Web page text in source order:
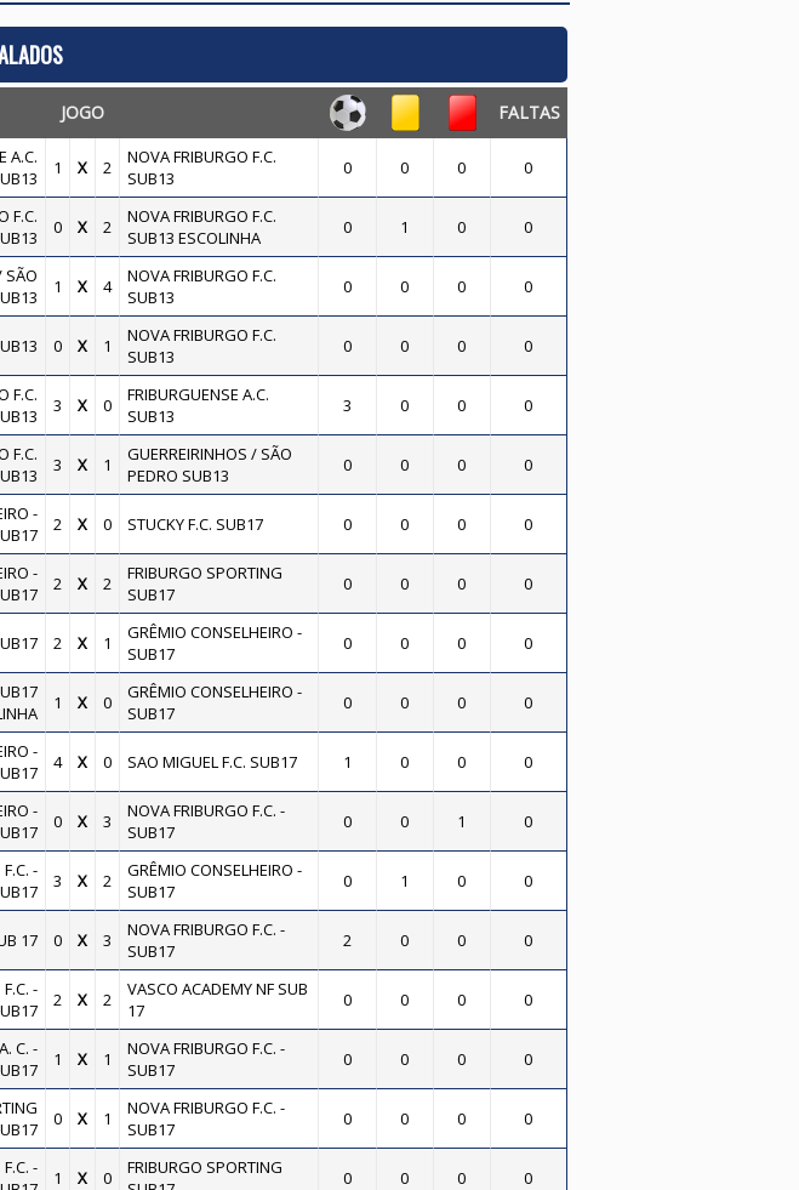
JOGO FALTAS
A.C.
1 X 2
NOVA FRIBURGO F.C.
SUB13
0 0 0 0
F.C.
0 X 2
NOVA FRIBURGO F.C.
SUB13 ESCOLINHA
0 1 0 0
SÃO
1 X 4
NOVA FRIBURGO F.C.
SUB13
0 0 0 0
0 X 1
NOVA FRIBURGO F.C.
SUB13
0 0 0 0
F.C.
3 X 0
FRIBURGUENSE A.C.
SUB13
3 0 0 0
F.C.
3 X 1
GUERREIRINHOS / SÃO
PEDRO SUB13
0 0 0 0
-
2 X 0 STUCKY F.C. SUB17 0 0 0 0
-
2 X 2
FRIBURGO SPORTING
SUB17
0 0 0 0
2 X 1
GRÊMIO CONSELHEIRO -
SUB17
0 0 0 0
1 X 0
GRÊMIO CONSELHEIRO -
SUB17
0 0 0 0
-
4 X 0 SAO MIGUEL F.C. SUB17 1 0 0 0
-
0 X 3
NOVA FRIBURGO F.C. -
SUB17
0 0 1 0
-
3 X 2
GRÊMIO CONSELHEIRO -
SUB17
0 1 0 0
17 0 X 3
NOVA FRIBURGO F.C. -
SUB17
2 0 0 0
-
2 X 2
VASCO ACADEMY NF SUB
17
0 0 0 0
C. -
1 X 1
NOVA FRIBURGO F.C. -
SUB17
0 0 0 0
0 X 1
NOVA FRIBURGO F.C. -
SUB17
0 0 0 0
-
1 X 0
FRIBURGO SPORTING
0 0 0 0